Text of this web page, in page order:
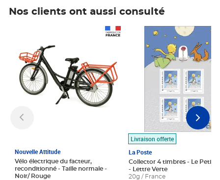
Nos clients ont aussi consulté
Nouvelle Attitude
Vélo électrique du facteur,
reconditionné - Taille normale -
Noir/ Rouge
Livraison offerte
La Poste
Collector 4 timbres - Le Petit
- Lettre Verte
20g / France
Prix 7,50€